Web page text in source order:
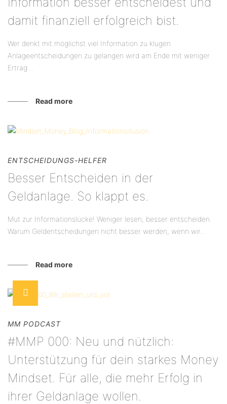
damit finanziell erfolgreich bist.
Wer denkt mit möglichst viel Information zu klugen
Anlageentscheidungen zu gelangen wird am Ende mit weniger
Ertrag...
Read more
ENTSCHEIDUNGS-HELFER
Besser Entscheiden in der
Geldanlage. So klappt es.
Mut zur Informationslücke! Weniger lesen, besser entscheiden.
Warum Geldentscheidungen nicht besser werden, wenn wir...
Read more
MM PODCAST
#MMP 000: Neu und nützlich:
Unterstützung für dein starkes Money
Mindset. Für alle, die mehr Erfolg in
ihrer Geldanlage wollen.